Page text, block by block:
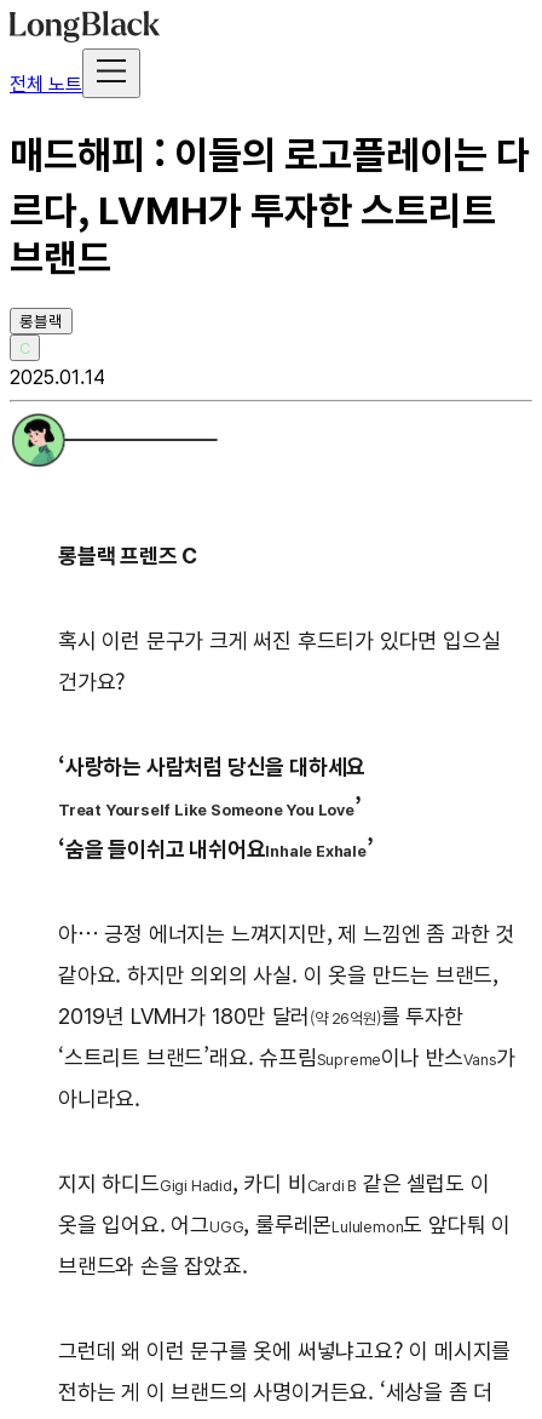
전체 노트
매드해피 : 이들의 로고플레이는 다
르다, LVMH가 투자한 스트리트
브랜드
롱블랙
C
2025.01.14
롱블랙 프렌즈 C
혹시 이런 문구가 크게 써진 후드티가 있다면 입으실
건가요?
‘사랑하는 사람처럼 당신을 대하세요
Treat Yourself Like Someone You Love’
‘숨을 들이쉬고 내쉬어요Inhale Exhale’
아… 긍정 에너지는 느껴지지만, 제 느낌엔 좀 과한 것
같아요. 하지만 의외의 사실. 이 옷을 만드는 브랜드,
2019년 LVMH가 180만 달러 (약 26억원)를 투자한
‘스트리트 브랜드’래요. 슈프림Supreme이나 반스Vans가
아니라요.
지지 하디드Gigi Hadid, 카디 비 Cardi B 같은 셀럽도 이
옷을 입어요. 어그UGG, 룰루레몬Lululemon도 앞다퉈 이
브랜드와 손을 잡았죠.
그런데 왜 이런 문구를 옷에 써넣냐고요? 이 메시지를
전하는 게 이 브랜드의 사명이거든요. ‘세상을 좀 더